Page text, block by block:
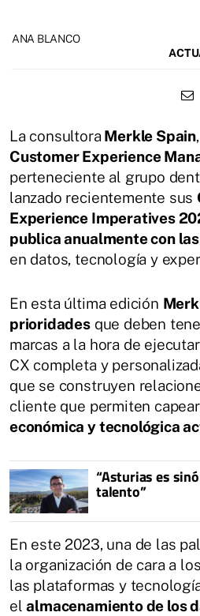
ANA BLANCO
La consultora Merkle Spain
Customer Experience
perteneciente al grupo
lanzado recientemente sus
Experience Imperatives
publica anualmente con
en datos, tecnología y
En esta última edición
prioridadesque deben
marcas a la hora de
CX completa y
que se construyen
cliente que permiten
económica y tecnológica
“Asturias es
talento”
En este 2023, una de las
la organización de cara a
las plataformas y
elalmacenamiento de los